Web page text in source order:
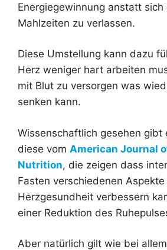
Energiegewinnung anstatt sich
Mahlzeiten zu verlassen.
Diese Umstellung kann dazu
Herz weniger hart arbeiten
mit Blut zu versorgen was
senken kann.
Wissenschaftlich gesehen gibt
diese vom American Journal
Nutrition, die zeigen dass
Fasten verschiedenen
Herzgesundheit verbessern
einer Reduktion des
Aber natürlich gilt wie bei